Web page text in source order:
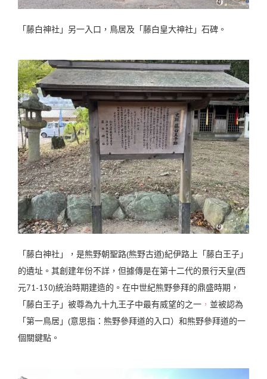
「藤白神社」另一入口，鳥居及「藤白皇大神社」石碑。
「藤白神社」，是熊野朝聖路(熊野古道)紀伊路上「藤白王子」
的遺址。其創建年份不詳，但據傳是在第十二代的景行天皇(西
元71-130)統治時期建造的。在中世紀熊野參拜的鼎盛時期，
「藤白王子」被尊為九十九王子中最有威望的之一 ， 並被認為
「第一鳥居」(意思指：熊野參拜道的入口）和熊野參拜道的一
個關鍵點。